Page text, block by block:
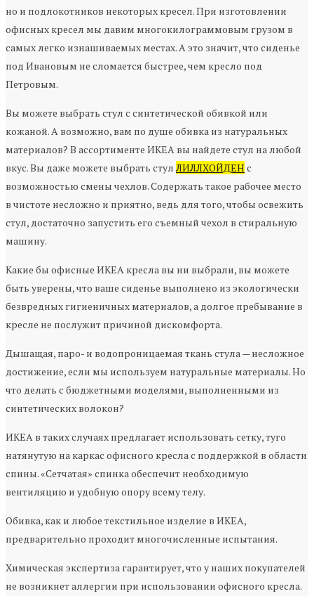
но и подлокотников некоторых кресел. При изготовлении
офисных кресел мы давим многокилограммовым грузом в
самых легко изнашиваемых местах. А это значит, что сиденье
под Ивановым не сломается быстрее, чем кресло под
Петровым.
Вы можете выбрать стул с синтетической обивкой или
кожаной. А возможно, вам по душе обивка из натуральных
материалов? В ассортименте ИКЕА вы найдете стул на любой
вкус. Вы даже можете выбрать стулЛИЛЛХОЙДЕНс
возможностью смены чехлов. Содержать такое рабочее место
в чистоте несложно и приятно, ведь для того, чтобы освежить
стул, достаточно запустить его съемный чехол в стиральную
машину.
Какие бы офисные ИКЕА кресла вы ни выбрали, вы можете
быть уверены, что ваше сиденье выполнено из экологически
безвредных гигиеничных материалов, а долгое пребывание в
кресле не послужит причиной дискомфорта.
Дышащая, паро- и водопроницаемая ткань стула — несложное
достижение, если мы используем натуральные материалы. Но
что делать с бюджетными моделями, выполненными из
синтетических волокон?
ИКЕА в таких случаях предлагает использовать сетку, туго
натянутую на каркас офисного кресла с поддержкой в области
спины. «Сетчатая» спинка обеспечит необходимую
вентиляцию и удобную опору всему телу.
Обивка, как и любое текстильное изделие в ИКЕА,
предварительно проходит многочисленные испытания.
Химическая экспертиза гарантирует, что у наших покупателей
не возникнет аллергии при использовании офисного кресла.